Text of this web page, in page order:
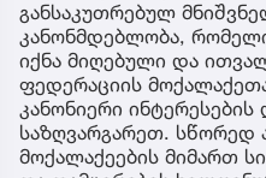
განსაკუთრებულ
კანონმდებლობა,
იქნა მიღებული და
ფედერაციის
კანონიერი
საზღვარგარეთ. სწორედ
მოქალაქეების მიმართ